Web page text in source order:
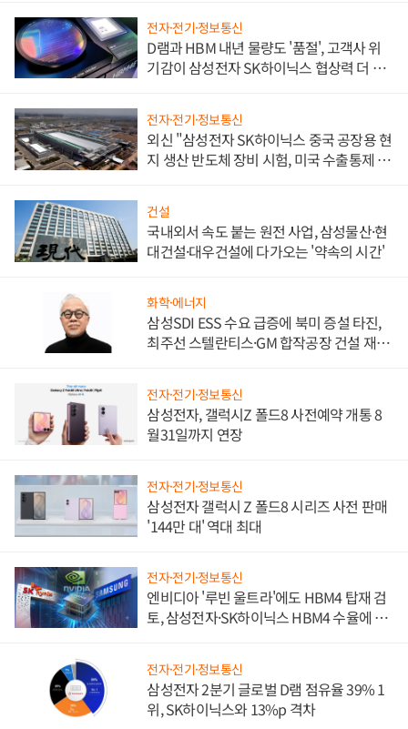
전자·전기·정보통신
D램과 HBM 내년 물량도 '품절', 고객사 위
기감이 삼성전자 SK하이닉스 협상력 더 키
전자·전기·정보통신
외신 "삼성전자 SK하이닉스 중국 공장용 현
지 생산 반도체 장비 시험, 미국 수출통제 대
건설
국내외서 속도 붙는 원전 사업, 삼성물산·현
대건설·대우건설에 다가오는 '약속의 시간'
화학·에너지
삼성SDI ESS 수요 급증에 북미 증설 타진,
최주선 스텔란티스·GM 합작공장 건설 재추
전자·전기·정보통신
삼성전자, 갤럭시Z 폴드8 사전예약 개통 8
월31일까지 연장
전자·전기·정보통신
삼성전자 갤럭시 Z 폴드8 시리즈 사전 판매
'144만 대' 역대 최대
전자·전기·정보통신
엔비디아 '루빈 울트라'에도 HBM4 탑재 검
토, 삼성전자·SK하이닉스 HBM4 수율에 주
전자·전기·정보통신
삼성전자 2분기 글로벌 D램 점유율 39% 1
위, SK하이닉스와 13%p 격차